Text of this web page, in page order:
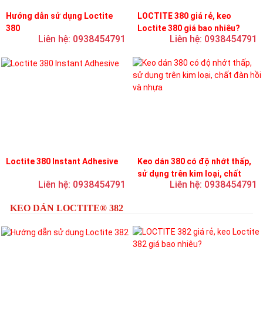
Hướng dẫn sử dụng Loctite
380
Liên hệ: 0938454791
LOCTITE 380 giá rẻ, keo
Loctite 380 giá bao nhiêu?
Liên hệ: 0938454791
Loctite 380 Instant Adhesive
Liên hệ: 0938454791
Keo dán 380 có độ nhớt thấp,
sử dụng trên kim loại, chất
đàn hồi và nhựaLiên hệ: 0938454791
KEO DÁN LOCTITE® 382